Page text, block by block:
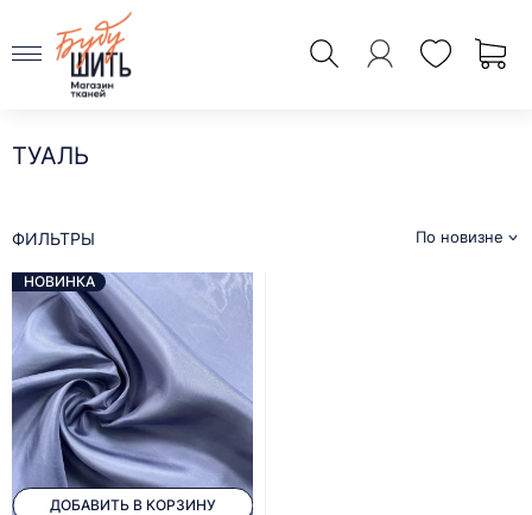
ТУАЛЬ
По новизне
ФИЛЬТРЫ
ДОБАВИТЬ В КОРЗИНУ
НОВИНКА